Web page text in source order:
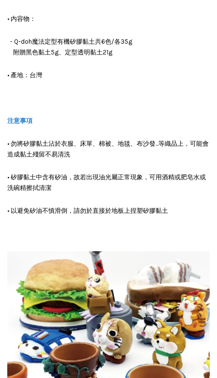
• 内容物：
- Q-doh魔法定型有機矽膠黏土共6色/各35g
附贈黑色黏土5g、定型透明黏土21g
• 產地：台灣
注意事項
• 勿將矽膠黏土沾於衣服、床單、棉被、地毯、布沙發...等織品上，可能會
造成黏土殘留不易清洗
• 矽膠黏土中含有矽油，故若出現油光屬正常現象，可用酒精或肥皂水或
洗碗精擦拭清潔
• 以避免矽油不慎滑倒，請勿於直接於地板上捏塑矽膠黏土